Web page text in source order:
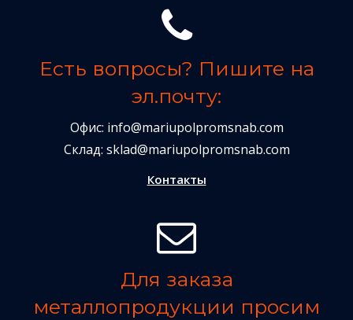
Есть вопросы? Пишите на
эл.почту:
Офис: info@mariupolpromsnab.com
Склад: sklad@mariupolpromsnab.com
Контакты
Для заказа
металлопродукции просим